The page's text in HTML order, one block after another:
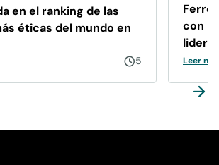
en el ranking de las
éticas del mundo en
5
con
Leer